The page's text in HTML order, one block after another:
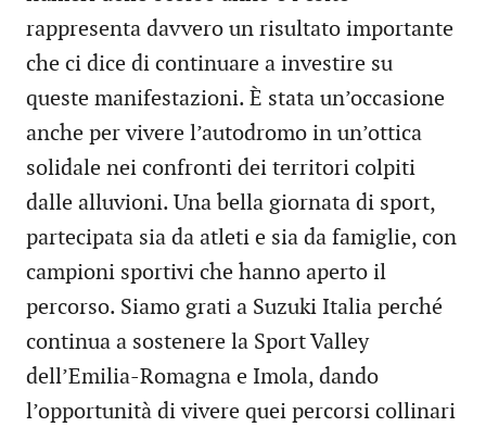
rappresenta davvero un risultato importante
che ci dice di continuare a investire su
queste manifestazioni. È stata un’occasione
anche per vivere l’autodromo in un’ottica
solidale nei confronti dei territori colpiti
dalle alluvioni. Una bella giornata di sport,
partecipata sia da atleti e sia da famiglie, con
campioni sportivi che hanno aperto il
percorso. Siamo grati a Suzuki Italia perché
continua a sostenere la Sport Valley
dell’Emilia-Romagna e Imola, dando
l’opportunità di vivere quei percorsi collinari